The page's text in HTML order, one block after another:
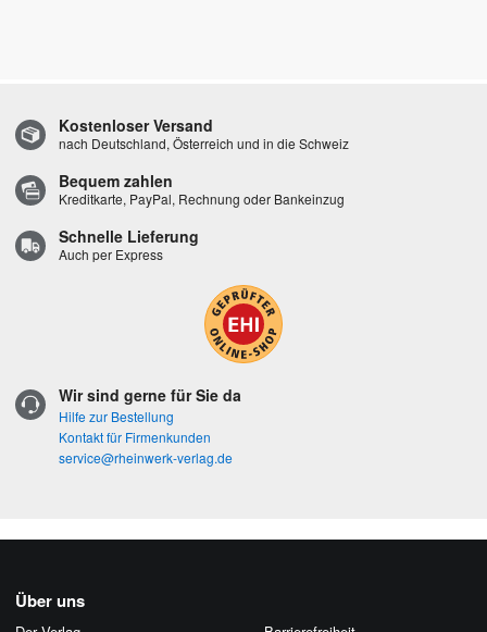
Kostenloser Versand
nach Deutschland, Österreich und in die Schweiz
Bequem zahlen
Kreditkarte, PayPal, Rechnung oder Bankeinzug
Schnelle Lieferung
Auch per Express
Wir sind gerne für Sie da
Hilfe zur Bestellung
Kontakt für Firmenkunden
service@rheinwerk-verlag.de
Über uns